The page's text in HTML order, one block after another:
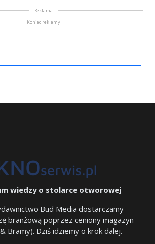
Reklama
Koniec reklamy
wiedzy o stolarce otworowej
Bud Media dostarczamy
branżową poprzez ceniony magazyn
Bramy). Dziś idziemy o krok dalej.